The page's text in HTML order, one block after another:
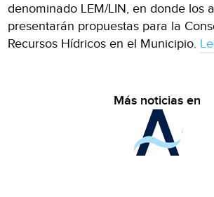
denominado LEM/LIN, en donde los
presentarán propuestas para la
Recursos Hídricos en el Municipio.
Más noticias en